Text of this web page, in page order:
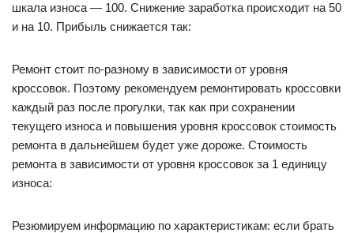
шкала износа — 100. Снижение заработка происходит на 50
и на 10. Прибыль снижается так:
Ремонт стоит по-разному в зависимости от уровня
кроссовок. Поэтому рекомендуем ремонтировать кроссовки
каждый раз после прогулки, так как при сохранении
текущего износа и повышения уровня кроссовок стоимость
ремонта в дальнейшем будет уже дороже. Стоимость
ремонта в зависимости от уровня кроссовок за 1 единицу
износа:
Резюмируем информацию по характеристикам: если брать